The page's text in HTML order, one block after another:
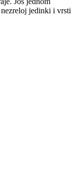
nezreloj jedinki i vrsti